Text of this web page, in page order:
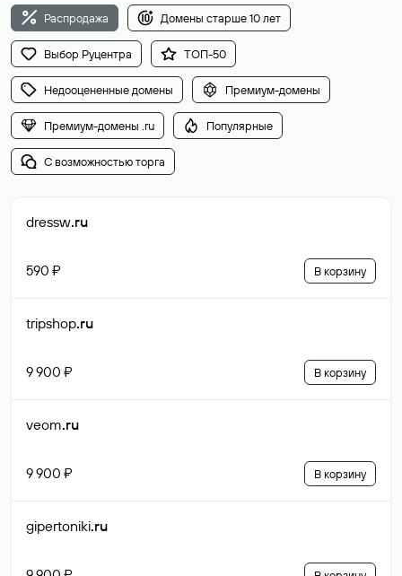
Распродажа Домены старше 10 лет
Выбор Руцентра ТОП-50
Недооцененные домены Премиум-домены
Премиум-домены .ru Популярные
С возможностью торга
dressw.ru
590 ₽ В корзину
tripshop.ru
9 900 ₽ В корзину
veom.ru
9 900 ₽ В корзину
gipertoniki.ru